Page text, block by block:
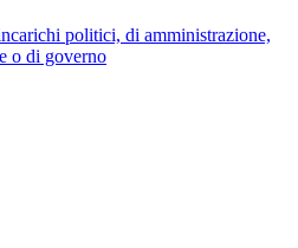
politici, di amministrazione,
o di governo